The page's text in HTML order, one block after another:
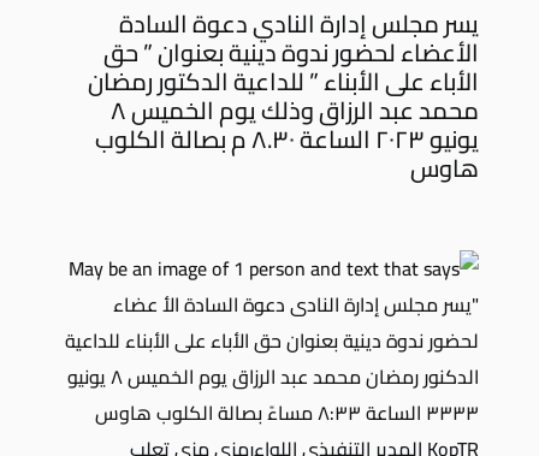
يسر مجلس إدارة النادي دعوة السادة
الأعضاء لحضور ندوة دينية بعنوان ” حق
الأباء على الأبناء ” للداعية الدكتور رمضان
محمد عبد الرزاق وذلك يوم الخميس ٨
يونيو ٢٠٢٣ الساعة ٨.٣٠ م بصالة الكلوب
هاوس